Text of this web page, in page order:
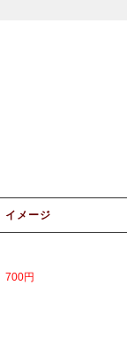
イメージ
700円